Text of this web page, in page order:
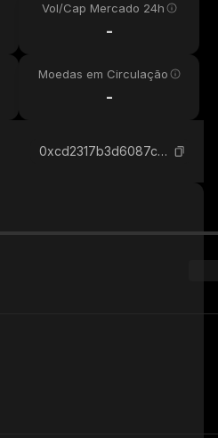
Vol/Cap Mercado 24h
-
Moedas em Circulação
-
0xcd2317b3d6087c95ca78938533b954861917fec9_binance_smart